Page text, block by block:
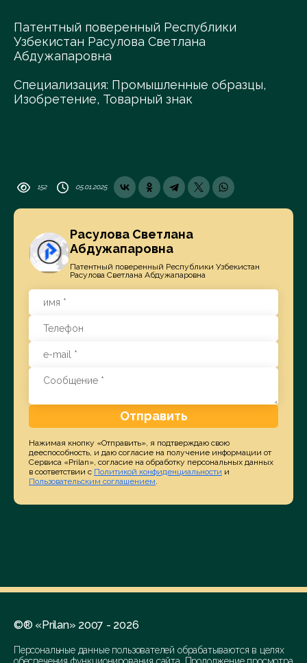
Патентный поверенный Республики
Узбекистан Расулова Светлана
Абдужапаровна
Специализация: Промышленные образцы,
Изобретение, Товарный знак
152 05.01.2025
Расулова Светлана
Абдужапаровна
Патентный поверенный Республики Узбекистан
Расулова Светлана Абдужапаровна
Отправить
Нажимая кнопку «Отправить», я подтверждаю свою
дееспособность, и даю согласие на получение информации от
Сервиса «Prilan», согласие на обработку персональных данных
в соответствии с Политикой конфиденциальности и
Пользовательским соглашением.
©® «Prilan» 2007 - 2026
Персональные данные пользователей обрабатываются в целях